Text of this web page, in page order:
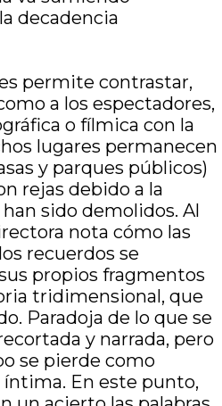
decadencia
permite contrastar,
a los espectadores,
o fílmica con la
lugares permanecen
y parques públicos)
rejas debido a la
sido demolidos. Al
nota cómo las
recuerdos se
propios fragmentos
tridimensional, que
Paradoja de lo que se
y narrada, pero
se pierde como
En este punto,